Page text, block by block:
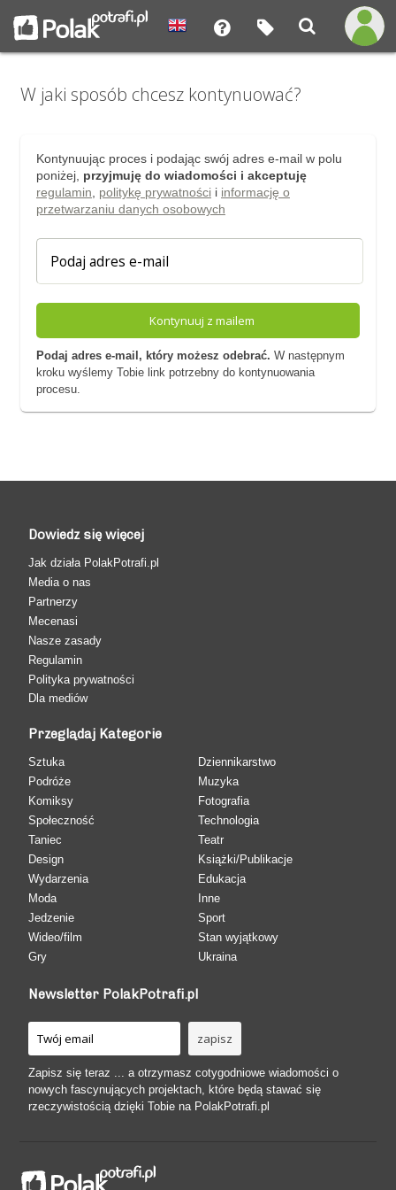
W jaki sposób chcesz kontynuować?
Kontynuując proces i podając swój adres e-mail w polu
poniżej, przyjmuję do wiadomości i akceptuję
regulamin
politykę prywatnościi informację o
przetwarzaniu danych osobowych
Kontynuuj z mailem
Podaj adres e-mail, który możesz odebrać. W następnym
kroku wyślemy Tobie link potrzebny do kontynuowania
procesu.
Dowiedz się więcej
Jak działa PolakPotrafi.pl
Media o nas
Partnerzy
Mecenasi
Nasze zasady
Regulamin
Polityka prywatności
Dla mediów
Przeglądaj Kategorie
Sztuka
Podróże
Komiksy
Społeczność
Taniec
Design
Wydarzenia
Moda
Jedzenie
Wideo/film
Gry
Dziennikarstwo
Muzyka
Fotografia
Technologia
Teatr
Książki/Publikacje
Edukacja
Inne
Sport
Stan wyjątkowy
Ukraina
Newsletter PolakPotrafi.pl
Zapisz się teraz ... a otrzymasz cotygodniowe wiadomości o
nowych fascynujących projektach, które będą stawać się
rzeczywistością dzięki Tobie na PolakPotrafi.pl